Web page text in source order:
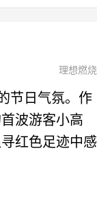
理想燃烧
节日气氛。作
波游客小高
红色足迹中感